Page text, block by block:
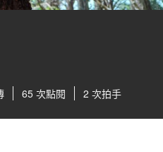
65 次點閱 2 次拍手